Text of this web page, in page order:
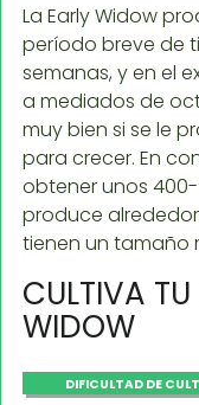
La Early Widow
período breve de
semanas, y en el
a mediados de
muy bien si se le
para crecer. En
obtener unos
produce
tienen un tamaño
CULTIVA
WIDOW
DIFICULTAD DE